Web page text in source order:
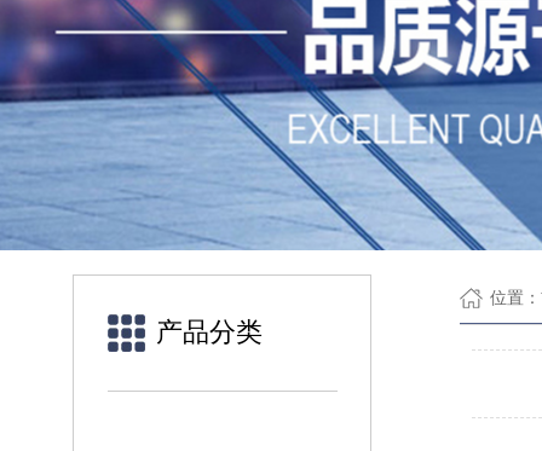
产品分类
位置：